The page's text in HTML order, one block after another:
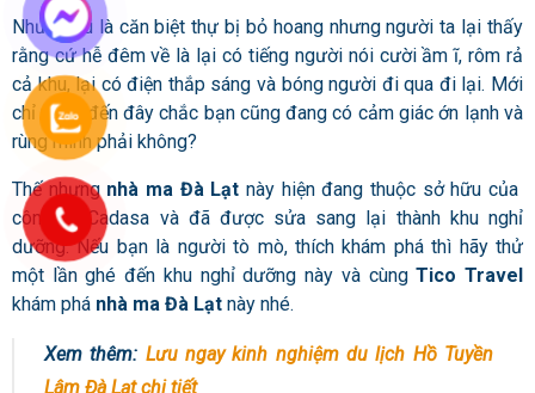
Nhưng dù là căn biệt thự bị bỏ hoang nhưng người ta lại thấy
rằng cứ hễ đêm về là lại có tiếng người nói cười ầm ĩ, rôm rả
cả khu, lại có điện thắp sáng và bóng người đi qua đi lại. Mới
chỉ nghe đến đây chắc bạn cũng đang có cảm giác ớn lạnh và
rùng mình phải không?
Thế nhưng nhà ma Đà Lạtnày hiện đang thuộc sở hữu của
công ty Cadasa và đã được sửa sang lại thành khu nghỉ
dưỡng. Nếu bạn là người tò mò, thích khám phá thì hãy thử
một lần ghé đến khu nghỉ dưỡng này và cùngTico Travel
khám phá nhà ma Đà Lạt này nhé.
Xem thêm: Lưu ngay kinh nghiệm du lịch Hồ Tuyền
Lâm Đà Lạt chi tiết